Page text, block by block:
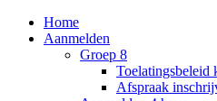
Home
Aanmelden
Groep 8
Toelatingsbeleid
Afspraak